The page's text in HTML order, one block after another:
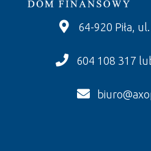
64-920 Piła,
604 108 317